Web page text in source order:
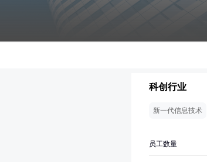
科创行业
新一代信息技术
员工数量